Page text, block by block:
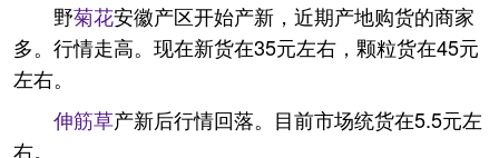
野菊花安徽产区开始产新，近期产地购货的商家
多。行情走高。现在新货在35元左右，颗粒货在45元
左右。
伸筋草产新后行情回落。目前市场统货在5.5元左
右。